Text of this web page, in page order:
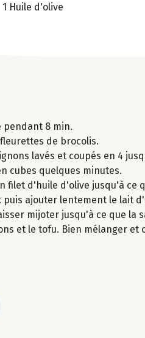
1 Huile d'olive
pendant 8 min.
de brocolis.
lavés et coupés en 4
cubes quelques minutes.
filet d'huile d'olive jusqu'à ce
ajouter lentement le lait
mijoter jusqu'à ce que la
et le tofu. Bien mélanger et